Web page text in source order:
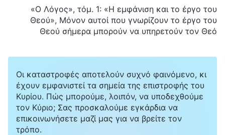
«Ο Λόγος», τόμ. 1: «Η εμφάνιση και το έργο του
Θεού», Μόνον αυτοί που γνωρίζουν το έργο του
Θεού σήμερα μπορούν να υπηρετούν τον Θεό
Οι καταστροφές αποτελούν συχνό φαινόμενο, κι
έχουν εμφανιστεί τα σημεία της επιστροφής του
Κυρίου. Πώς μπορούμε, λοιπόν, να υποδεχθούμε
τον Κύριο; Σας προσκαλούμε εγκάρδια να
επικοινωνήσετε μαζί μας για να βρείτε τον
τρόπο.